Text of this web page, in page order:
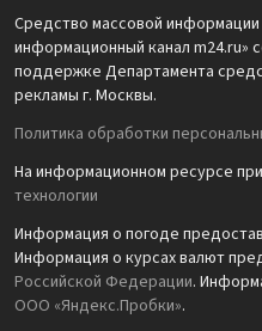
Средство массовой
информационный канал m24.ru»
поддержке Департамента
рекламы г. Москвы.
Политика обработки
На информационном ресурсе
технологии
Информация о погоде
Информация о курсах валют
Российской Федерации.
ООО «Яндекс.Пробки».